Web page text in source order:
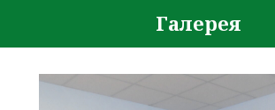
Галерея